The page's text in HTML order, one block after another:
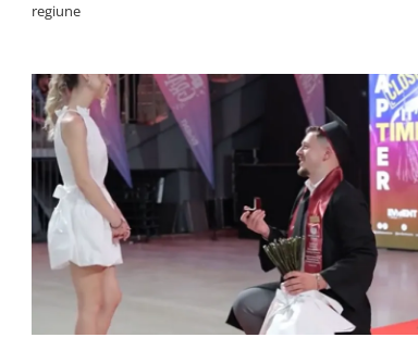
regiune
Cine e motociclistul clujean care
a murit astăzi pe DN1! Avea doar
36 de ani și lucra ca polițist la
Penitenciarul Gherla: Îl așteptau
soția și copilul
05 August 17:44